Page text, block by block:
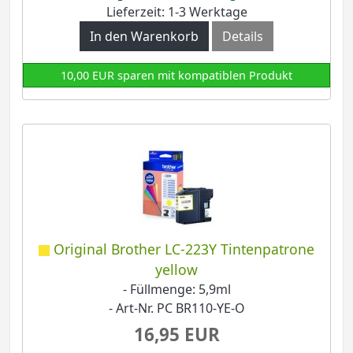
Lieferzeit: 1-3 Werktage
In den Warenkorb
Details
10,00 EUR sparen mit kompatiblen Produkt
Original Brother LC-223Y Tintenpatrone
yellow
- Füllmenge: 5,9ml
- Art-Nr. PC BR110-YE-O
16,95 EUR